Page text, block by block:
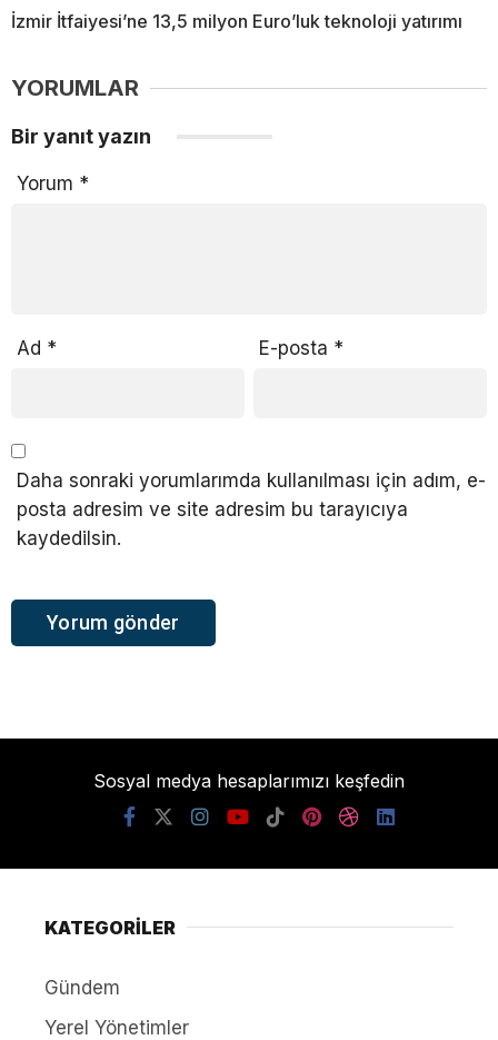
İzmir İtfaiyesi’ne 13,5 milyon Euro’luk teknoloji yatırımı
YORUMLAR
Bir yanıt yazın
Yorum *
Ad * E-posta *
Daha sonraki yorumlarımda kullanılması için adım, e-
posta adresim ve site adresim bu tarayıcıya
kaydedilsin.
Sosyal medya hesaplarımızı keşfedin
KATEGORİLER
Gündem
Yerel Yönetimler